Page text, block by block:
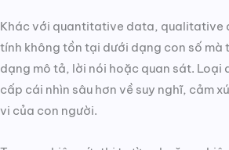
Khác với quantitative data, qualitative
tính không tồn tại dưới dạng con số mà
dạng mô tả, lời nói hoặc quan sát. Loại
cấp cái nhìn sâu hơn về suy nghĩ, cảm
vi của con người.